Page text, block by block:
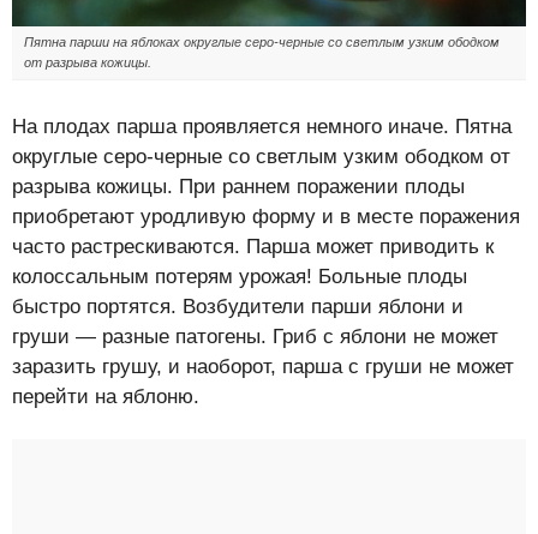
Пятна парши на яблоках округлые серо-черные со светлым узким ободком
от разрыва кожицы.
На плодах парша проявляется немного иначе. Пятна
округлые серо-черные со светлым узким ободком от
разрыва кожицы. При раннем поражении плоды
приобретают уродливую форму и в месте поражения
часто растрескиваются. Парша может приводить к
колоссальным потерям урожая! Больные плоды
быстро портятся. Возбудители парши яблони и
груши — разные патогены. Гриб с яблони не может
заразить грушу, и наоборот, парша с груши не может
перейти на яблоню.